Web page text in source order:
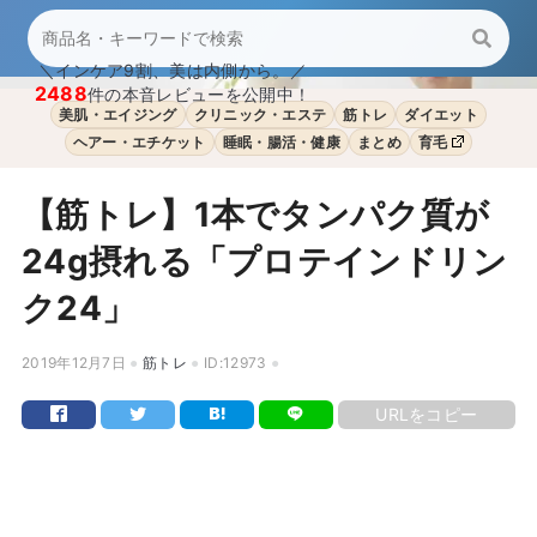
＼インケア9割、美は内側から。／
2488件の本音レビューを公開中！
美肌・エイジング クリニック・エステ 筋トレ
ダイエット
ヘアー・エチケット
睡眠・腸活・健康 まとめ 育毛
【筋トレ】1本でタンパク質が
24g摂れる「プロテインドリン
ク24」
2019年12月7日 筋トレ ID:12973
URLをコピー